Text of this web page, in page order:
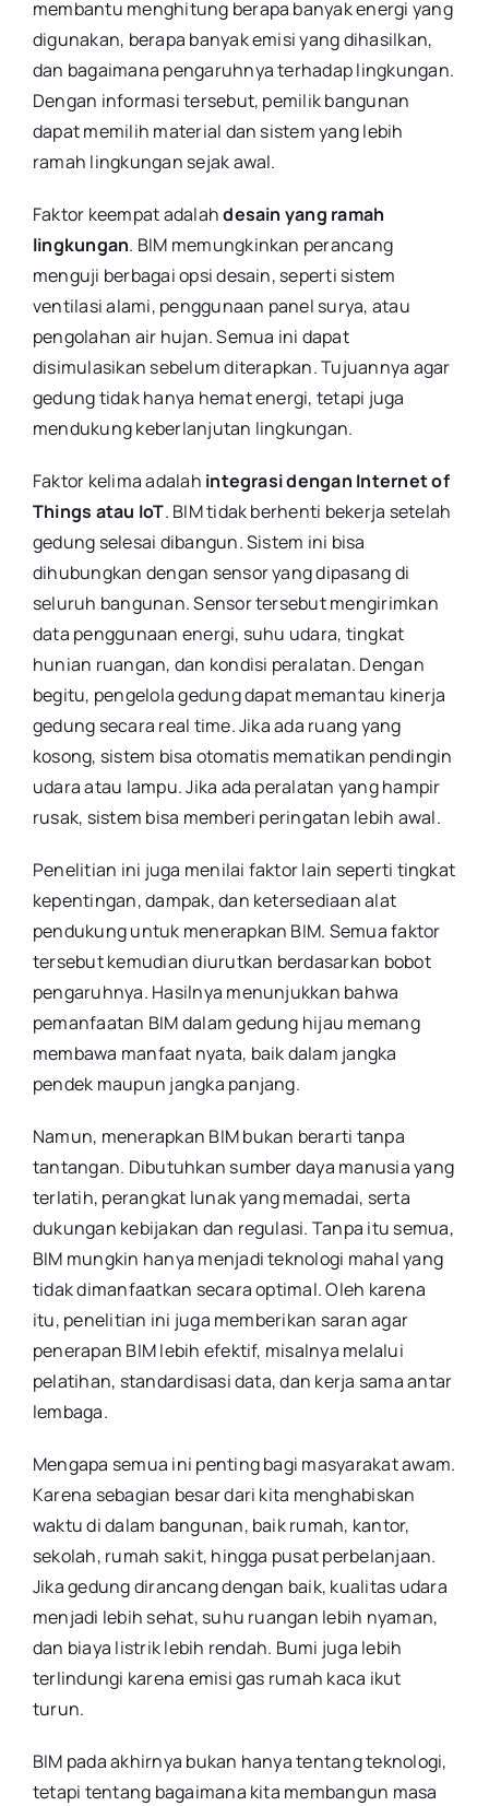
membantu menghitung berapa banyak energi yang
digunakan, berapa banyak emisi yang dihasilkan,
dan bagaimana pengaruhnya terhadap lingkungan.
Dengan informasi tersebut, pemilik bangunan
dapat memilih material dan sistem yang lebih
ramah lingkungan sejak awal.
Faktor keempat adalahdesain yang ramah
lingkungan. BIM memungkinkan perancang
menguji berbagai opsi desain, seperti sistem
ventilasi alami, penggunaan panel surya, atau
pengolahan air hujan. Semua ini dapat
disimulasikan sebelum diterapkan. Tujuannya agar
gedung tidak hanya hemat energi, tetapi juga
mendukung keberlanjutan lingkungan.
Faktor kelima adalah integrasi dengan Internet of
Things atau IoT. BIM tidak berhenti bekerja setelah
gedung selesai dibangun. Sistem ini bisa
dihubungkan dengan sensor yang dipasang di
seluruh bangunan. Sensor tersebut mengirimkan
data penggunaan energi, suhu udara, tingkat
hunian ruangan, dan kondisi peralatan. Dengan
begitu, pengelola gedung dapat memantau kinerja
gedung secara real time. Jika ada ruang yang
kosong, sistem bisa otomatis mematikan pendingin
udara atau lampu. Jika ada peralatan yang hampir
rusak, sistem bisa memberi peringatan lebih awal.
Penelitian ini juga menilai faktor lain seperti tingkat
kepentingan, dampak, dan ketersediaan alat
pendukung untuk menerapkan BIM. Semua faktor
tersebut kemudian diurutkan berdasarkan bobot
pengaruhnya. Hasilnya menunjukkan bahwa
pemanfaatan BIM dalam gedung hijau memang
membawa manfaat nyata, baik dalam jangka
pendek maupun jangka panjang.
Namun, menerapkan BIM bukan berarti tanpa
tantangan. Dibutuhkan sumber daya manusia yang
terlatih, perangkat lunak yang memadai, serta
dukungan kebijakan dan regulasi. Tanpa itu semua,
BIM mungkin hanya menjadi teknologi mahal yang
tidak dimanfaatkan secara optimal. Oleh karena
itu, penelitian ini juga memberikan saran agar
penerapan BIM lebih efektif, misalnya melalui
pelatihan, standardisasi data, dan kerja sama antar
lembaga.
Mengapa semua ini penting bagi masyarakat awam.
Karena sebagian besar dari kita menghabiskan
waktu di dalam bangunan, baik rumah, kantor,
sekolah, rumah sakit, hingga pusat perbelanjaan.
Jika gedung dirancang dengan baik, kualitas udara
menjadi lebih sehat, suhu ruangan lebih nyaman,
dan biaya listrik lebih rendah. Bumi juga lebih
terlindungi karena emisi gas rumah kaca ikut
turun.
BIM pada akhirnya bukan hanya tentang teknologi,
tetapi tentang bagaimana kita membangun masa